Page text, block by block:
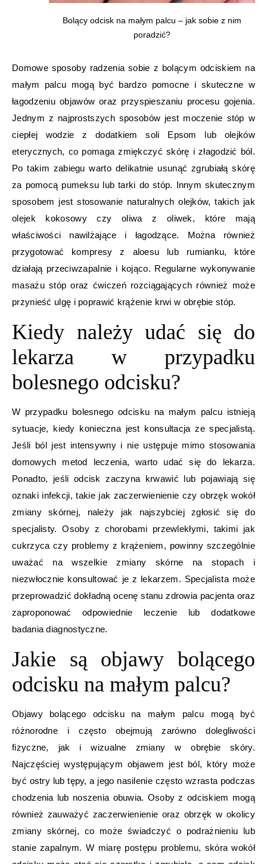
Bolący odcisk na małym palcu – jak sobie z nim
poradzić?
Domowe sposoby radzenia sobie z bolącym odciskiem na
małym palcu mogą być bardzo pomocne i skuteczne w
łagodzeniu objawów oraz przyspieszaniu procesu gojenia.
Jednym z najprostszych sposobów jest moczenie stóp w
ciepłej wodzie z dodatkiem soli Epsom lub olejków
eterycznych, co pomaga zmiękczyć skórę i złagodzić ból.
Po takim zabiegu warto delikatnie usunąć zgrubiałą skórę
za pomocą pumeksu lub tarki do stóp. Innym skutecznym
sposobem jest stosowanie naturalnych olejków, takich jak
olejek kokosowy czy oliwa z oliwek, które mają
właściwości nawilżające i łagodzące. Można również
przygotować kompresy z aloesu lub rumianku, które
działają przeciwzapalnie i kojąco. Regularne wykonywanie
masażu stóp oraz ćwiczeń rozciągających również może
przynieść ulgę i poprawić krążenie krwi w obrębie stóp.
Kiedy należy udać się do
lekarza w przypadku
bolesnego odcisku?
W przypadku bolesnego odcisku na małym palcu istnieją
sytuacje, kiedy konieczna jest konsultacja ze specjalistą.
Jeśli ból jest intensywny i nie ustępuje mimo stosowania
domowych metod leczenia, warto udać się do lekarza.
Ponadto, jeśli odcisk zaczyna krwawić lub pojawiają się
oznaki infekcji, takie jak zaczerwienienie czy obrzęk wokół
zmiany skórnej, należy jak najszybciej zgłosić się do
specjalisty. Osoby z chorobami przewlekłymi, takimi jak
cukrzyca czy problemy z krążeniem, powinny szczególnie
uważać na wszelkie zmiany skórne na stopach i
niezwłocznie konsultować je z lekarzem. Specjalista może
przeprowadzić dokładną ocenę stanu zdrowia pacjenta oraz
zaproponować odpowiednie leczenie lub dodatkowe
badania diagnostyczne.
Jakie są objawy bolącego
odcisku na małym palcu?
Objawy bolącego odcisku na małym palcu mogą być
różnorodne i często obejmują zarówno dolegliwości
fizyczne, jak i wizualne zmiany w obrębie skóry.
Najczęściej występującym objawem jest ból, który może
być ostry lub tępy, a jego nasilenie często wzrasta podczas
chodzenia lub noszenia obuwia. Osoby z odciskiem mogą
również zauważyć zaczerwienienie oraz obrzęk w okolicy
zmiany skórnej, co może świadczyć o podrażnieniu lub
stanie zapalnym. W miarę postępu problemu, skóra wokół